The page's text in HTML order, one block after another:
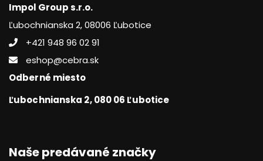
Impol Group s.r.o.
Ľubochnianska 2, 08006 Ľubotice
+421 948 96 02 91
eshop@cebra.sk
Odberné miesto
Ľubochnianska 2, 080 06 Ľubotice
Naše predávané značky